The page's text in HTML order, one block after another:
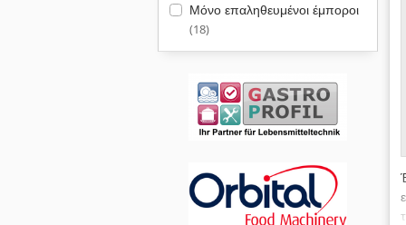
Μόνο επαληθευμένοι έμποροι
(18)